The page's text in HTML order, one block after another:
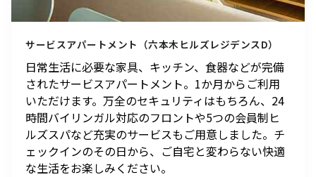
2026年7月31日（金） 公開
サービスアパートメント（六本木ヒルズレジデンスD）
日常生活に必要な家具、キッチン、食器などが完備
されたサービスアパートメント。1か月からご利用
いただけます。万全のセキュリティはもちろん、24
時間バイリンガル対応のフロントや5つの会員制ヒ
ルズスパなど充実のサービスもご用意しました。チ
ェックインのその日から、ご自宅と変わらない快適
な生活をお楽しみください。